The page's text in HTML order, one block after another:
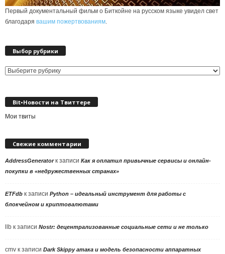
Первый документальный фильм о Биткойне на русском языке увидел свет
благодаря вашим пожертвованиям
Выбор рубрики
Выбор
Bit•Новости на Твиттере
Мои твиты
Свежие комментарии
AddressGeneratorк записи Как я оплатил привычные сервисы и онлайн-
покупки в «недружественных странах»
ETFdb к записи Python – идеальный инструмент для работы с
блокчейном и криптовалютами
llb к записи Nostr: децентрализованные социальные сети и не только
cmv к записи Dark Skippy атака и модель безопасности аппаратных